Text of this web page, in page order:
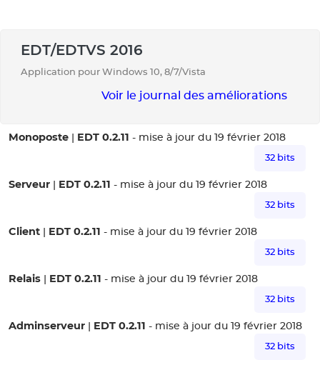
EDT/EDTVS 2016
Application pour Windows 10, 8/7/Vista
Voir le journal des améliorations
Monoposte EDT 0.2.11 - mise à jour du 19 février 2018
32 bits
Serveur EDT 0.2.11 - mise à jour du 19 février 2018
32 bits
Client EDT 0.2.11 - mise à jour du 19 février 2018
32 bits
Relais EDT 0.2.11 - mise à jour du 19 février 2018
32 bits
Adminserveur EDT 0.2.11 - mise à jour du 19 février 2018
32 bits